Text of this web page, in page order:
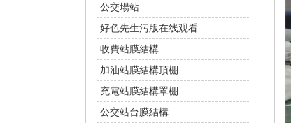
公交場站
好色先生污版在线观看
收費站膜結構
加油站膜結構頂棚
充電站膜結構罩棚
公交站台膜結構